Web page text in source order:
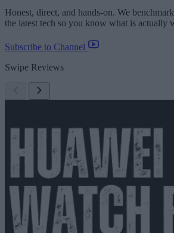
Honest, direct, and hands-on. We
the latest tech so you know what is actually
Subscribe to Channel
Swipe Reviews